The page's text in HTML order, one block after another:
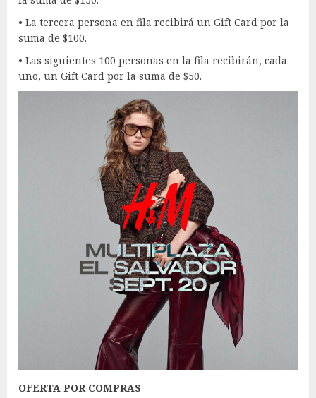
• La tercera persona en fila recibirá un Gift Card por la
suma de $100.
• Las siguientes 100 personas en la fila recibirán, cada
uno, un Gift Card por la suma de $50.
OFERTA POR COMPRAS